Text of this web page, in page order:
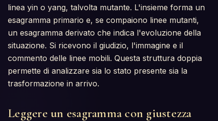
linea yin o yang, talvolta mutante. L'insieme forma un
esagramma primario e, se compaiono linee mutanti,
un esagramma derivato che indica l'evoluzione della
situazione. Si ricevono il giudizio, l'immagine e il
commento delle linee mobili. Questa struttura doppia
permette di analizzare sia lo stato presente sia la
trasformazione in arrivo.
Leggere un esagramma con giustezza